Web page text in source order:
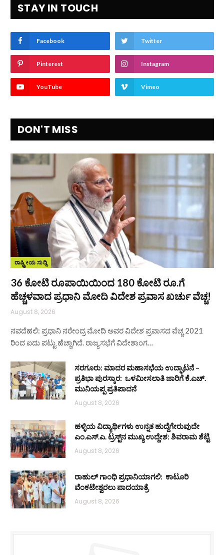
STAY IN TOUCH
Facebook Twitter
Pinterest Instagram
YouTube Vimeo
DON'T MISS
ರಾಷ್ಟ್ರೀಯ ಸುದ್ದಿ
36 ಕೋಟಿ ರೂಪಾಯಿಯಿಂದ 180 ಕೋಟಿ ರೂ.ಗೆ
ಹೆಚ್ಚಳವಾದ ಪ್ರಧಾನಿ ಮೋದಿ ವಿದೇಶ ಪ್ರವಾಸ ಖರ್ಚು ವೆಚ್ಚ!
August 8, 2026
ನವದೆಹಲಿ: ಪ್ರಧಾನಿ ನರೇಂದ್ರ ಮೋದಿ ಅವರ ವಿದೇಶ ಪ್ರವಾಸದ ವೆಚ್ಚ 2021
ರಿಂದ ಐದು ಪಟ್ಟು ಹೆಚ್ಚಾಗಿದೆ. ರಾಜ್ಯಸಭೆಗೆ ವಿದೇಶಾಂಗ…
ಸರಗೂರು: ಮಾದರ ಮಹಾಸಭೆಯ ಉದ್ಘಾಟನೆ –
ಪ್ರತಿಭಾ ಪುರಸ್ಕಾರ: ಒಳಮೀಸಲಾತಿ ಜಾರಿಗೆ ಕೆ.ಎಚ್.
ಮುನಿಯಪ್ಪ ಪ್ರತಿಪಾದನೆ
August 8, 2026
ಹಳ್ಳಿಯ ವಿದ್ಯಾರ್ಥಿಗಳು ಉನ್ನತ ಹುದ್ದೆಗೇರುವುದೇ
ಎಂ.ಎಸ್.ಎ. ಟ್ರಸ್ಟ್‌ನ ಮುಖ್ಯ ಉದ್ದೇಶ: ಶಿವರಾಮ ಶೆಟ್ಟಿ
August 8, 2026
ರಾಹುಲ್ ಗಾಂಧಿ ಪ್ರಧಾನಿಯಾಗಲಿ: ಕಾಟೂರಿ
ವೆಂಕಟೇಶ್ವರಲು ಪಾದಯಾತ್ರೆ
August 8, 2026